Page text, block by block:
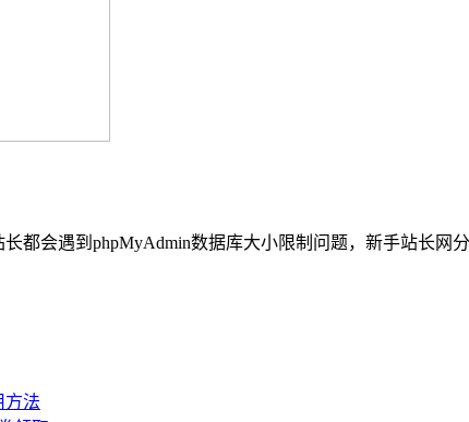
都会遇到phpMyAdmin数据库大小限制问题，新手站长网
方法